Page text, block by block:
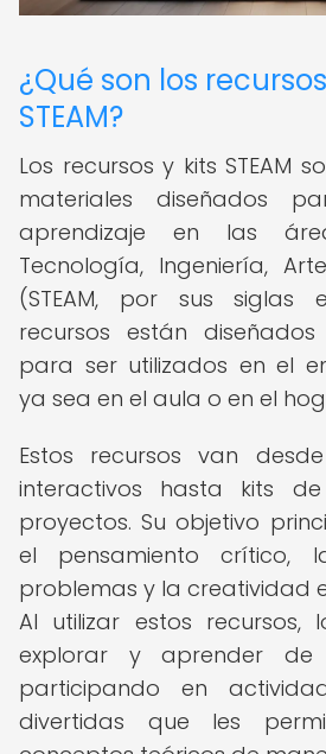
¿Qué son los
STEAM?
Los recursos y kits STEAM
materiales diseñados
aprendizaje en las
Tecnología, Ingeniería,
(STEAM, por sus siglas
recursos están diseñados
para ser utilizados en el
ya sea en el aula o en el
Estos recursos van
interactivos hasta kits
proyectos. Su objetivo
el pensamiento crítico,
problemas y la creatividad
Al utilizar estos recursos,
explorar y aprender de
participando en
divertidas que les